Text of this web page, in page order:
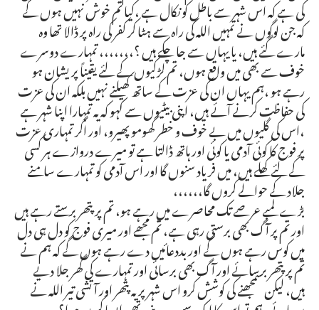
کی ہے کہ اس شہر سے باطل کو نکال ہے ،کیا تم خوش نہیں ہوں گے
کہ جن لوگوں نے تمہیں اللہ کی راہ سے ہٹا کر کفر کی راہ پر ڈالا تھا وہ
مارے گئے ہیں، یا یہاں سے جا چکے ہیں ؟،،،،،،، تمہارے دوسرے
خوف سے بھی میں واقع ہوں، تم لڑکیوں کے لئے یقیناً پریشان ہو
رہے ہو ،ہم یہاں ان کی عزت کے ساتھ کھیلنے نہیں بلکہ ان کی عزت
کی حفاظت کرنے آئے ہیں، اپنی بیٹیوں سے کہو کہ یہ تمہارا اپنا شہر ہے
،اس کی گلیوں میں بے خوف و خطر گھومو پھیرو، اور اگر تمہاری عزت
پر فوج کا کوئی آدمی یا کوئی اور ہاتھ ڈالتا ہے تو میرے دروازے ہر کسی
کے لئے کھلے ہیں، میں فریاد سنوں گا اور اس آدمی کو تمہارے سامنے
جلاد کے حوالے کروں گا،،،،،،
بڑے لمبے عرصے تک محاصرے میں رہے ہو، تم پر پتھر برستے رہے ہیں
اور تم پر آگ بھی برستی رہی ہے، تم مجھے اور میری فوج کو دل ہی دل
میں کوس رہے ہوں گے اور بددعائیں دے رہے ہوں گے کہ ہم نے
تم پر پتھر برسائے اور آگ بھی برسائی اور تمہارے کی گھر جلا دیے
ہیں، لیکن سمجھنے کی کوشش کرو اس شہر پر یہ پتھر اور آتشی تیر اللہ نے